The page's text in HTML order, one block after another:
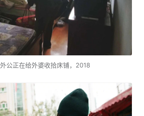
公正在给外婆收拾床铺，2018